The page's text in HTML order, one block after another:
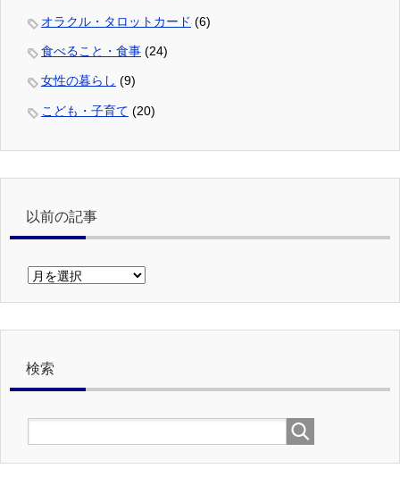
オラクル・タロットカード (6)
食べること・食事 (24)
女性の暮らし (9)
こども・子育て (20)
以前の記事
以
の
検索